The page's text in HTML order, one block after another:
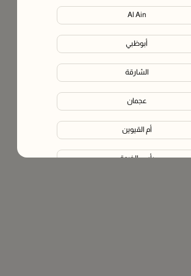
Al Ain
أبوظبي
الشارقة
عجمان
أم القيوين
رأس الخيمة